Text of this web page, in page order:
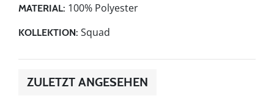
MATERIAL: 100% Polyester
KOLLEKTION: Squad
ZULETZT ANGESEHEN